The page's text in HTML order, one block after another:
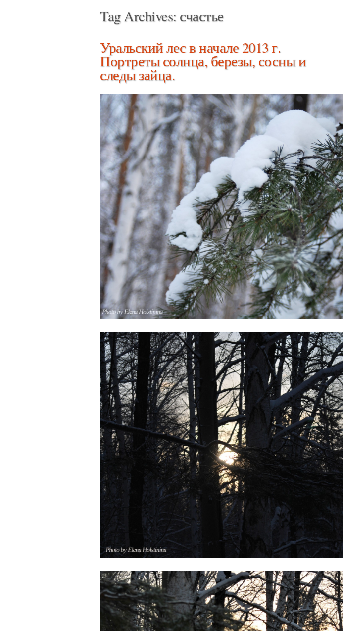
Tag Archives: счастье
Уральский лес в начале 2013 г.
Портреты солнца, березы, сосны и
следы зайца.